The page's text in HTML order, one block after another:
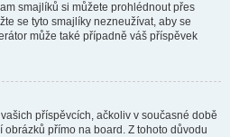
smajlíků si můžete prohlédnout přes
se tyto smajlíky nezneužívat, aby se
může také případně váš příspěvek
příspěvcích, ačkoliv v současné době
přímo na board. Z tohoto důvodu